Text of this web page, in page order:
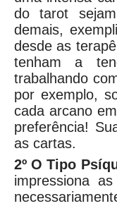
do tarot
demais,
desde as
tenham a
trabalhando
por exemplo,
cada arcano
preferência!
as cartas.
2º O Tipo
impressiona